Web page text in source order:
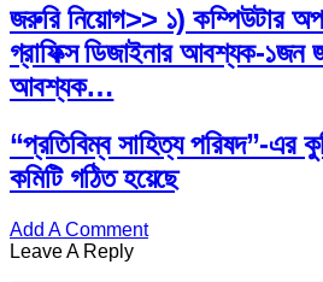
জরুরি নিয়োগ>> ১) কম্পিউটার
গ্রাফিক্স ডিজাইনার আবশ্যক-১জন
আবশ্যক…
“প্রতিবিম্ব সাহিত্য পরিষদ”-এর
কমিটি গঠিত হয়েছে
Add A Comment
Leave A Reply